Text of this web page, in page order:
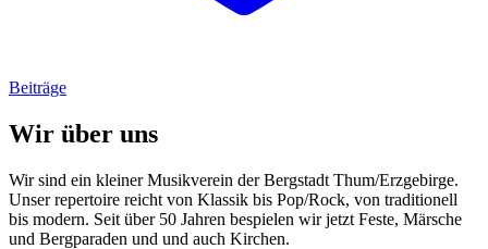
Beiträge
Wir über uns
Wir sind ein kleiner Musikverein der Bergstadt Thum/Erzgebirge.
Unser repertoire reicht von Klassik bis Pop/Rock, von traditionell
bis modern. Seit über 50 Jahren bespielen wir jetzt Feste, Märsche
und Bergparaden und und auch Kirchen.